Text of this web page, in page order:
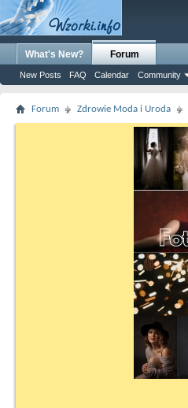
What's New? Forum
New Posts FAQ Calendar Community
Forum Zdrowie Moda i Uroda